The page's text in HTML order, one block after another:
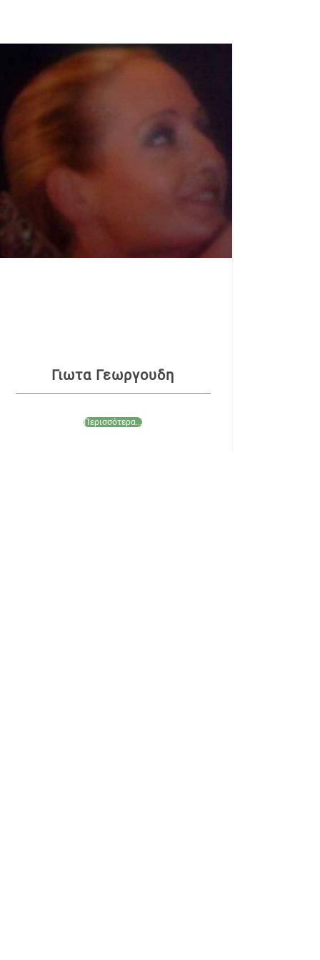
Γιωτα Γεωργουδη
Περισσότερα...